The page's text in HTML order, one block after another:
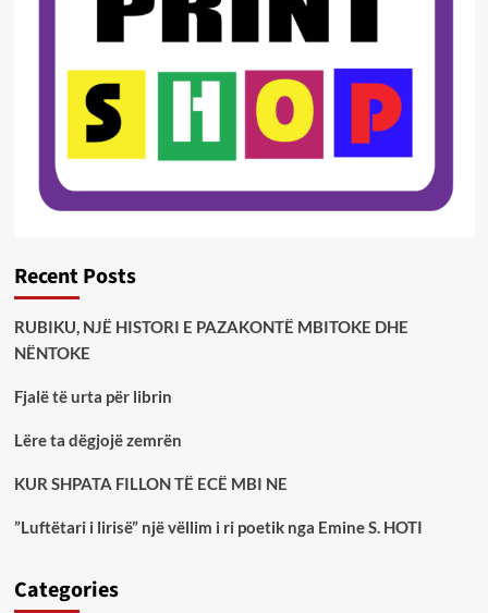
Recent Posts
RUBIKU, NJË HISTORI E PAZAKONTË MBITOKE DHE
NËNTOKE
Fjalë të urta për librin
Lëre ta dëgjojë zemrën
KUR SHPATA FILLON TË ECË MBI NE
”Luftëtari i lirisë” një vëllim i ri poetik nga Emine S. HOTI
Categories